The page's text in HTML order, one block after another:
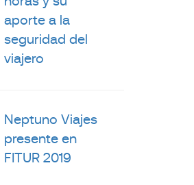
aporte a la
seguridad del
viajero
Neptuno Viajes
presente en
FITUR 2019